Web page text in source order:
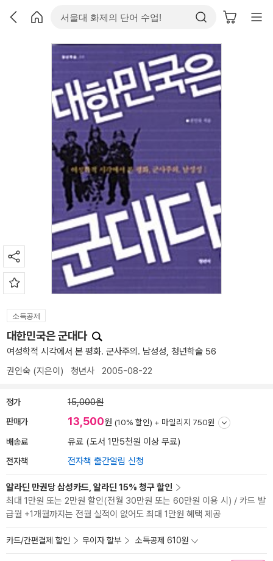
소득공제
대한민국은 군대다
여성학적 시각에서 본 평화. 군사주의. 남성성, 청년학술 56
권인숙 (지은이) 청년사 2005-08-22
정가 15,000원
판매가 13,500원 (10% 할인) + 마일리지 750원
배송료 유료 (도서 1만5천원 이상 무료)
전자책 전자책 출간알림 신청
알라딘 만권당 삼성카드, 알라딘 15% 청구 할인
최대 1만원 또는 2만원 할인(전월 30만원 또는 60만원 이용 시) / 카드 발
급월 +1개월까지는 전월 실적이 없어도 최대 1만원 혜택 제공
카드/간편결제 할인 무이자 할부 소득공제 610원